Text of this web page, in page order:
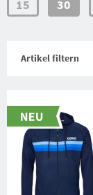
Artikel filtern
15 30